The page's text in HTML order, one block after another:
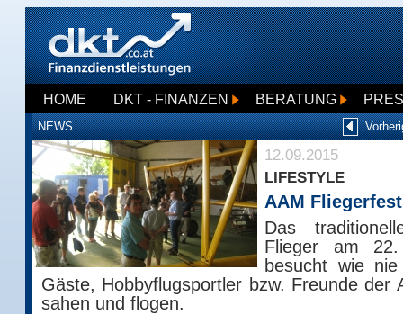
HOME DKT - FINANZEN BERATUNG
NEWS
12.09.2015
LIFESTYLE
AAM
Das
Flieger am
besucht wie
Gäste, Hobbyflugsportler bzw. Freunde der
sahen und flogen.